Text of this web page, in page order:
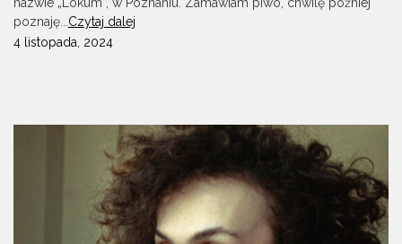
poznaję... Czytaj dalej
4 listopada, 2024